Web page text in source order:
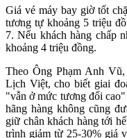
Giá vé máy bay giờ tốt
tương tự khoảng 5 triệu
7. Nếu khách hàng chấp
khoảng 4 triệu đồng.
Theo Ông Phạm Anh
Lịch Việt, cho biết giai
"vẫn ở mức tương đối
hãng hàng không cũng
giữ chân khách hàng tới
trình giảm từ 25-30% giá